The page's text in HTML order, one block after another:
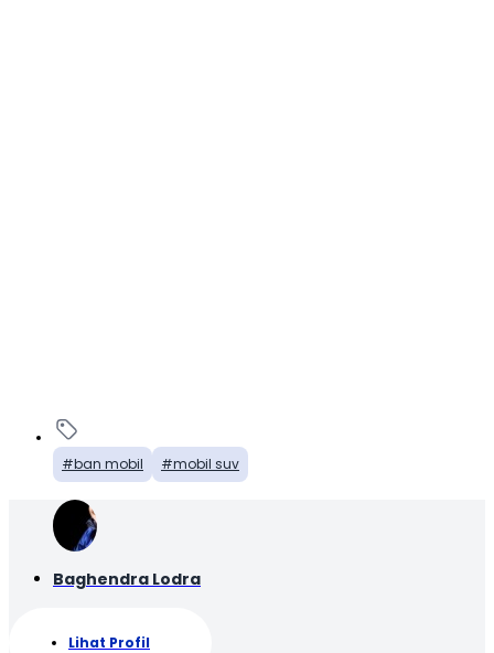
ban mobil mobil suv
Baghendra Lodra
Lihat Profil